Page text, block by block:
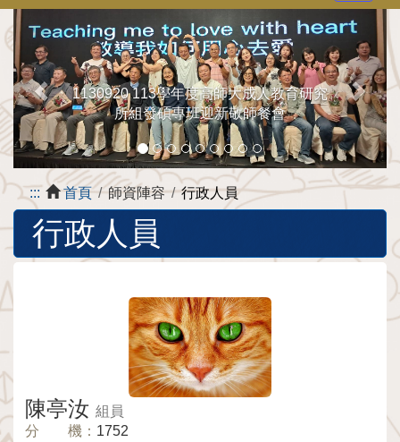
1130920 113學年度高師大成人教育研究
所組發碩專班迎新敬師餐會
上
一
張
下
一
張
::: 首頁 師資陣容 行政人員
行政人員
陳亭汝 組員
分 機： 1752